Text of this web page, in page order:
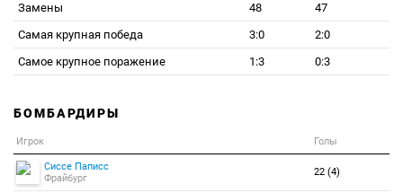
Замены
48
47
Самая крупная победа
3:0
2:0
Самое крупное поражение
1:3 0:3
БОМБАРДИРЫ
Игрок Голы
Сиссе Паписс
Фрайбург
22 (4)